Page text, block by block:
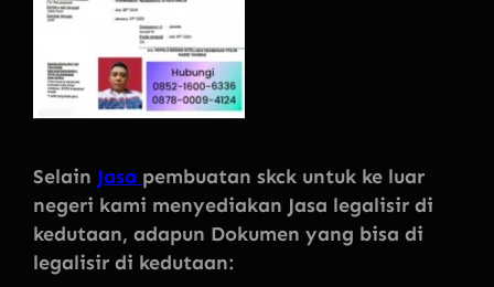
Selain Jasa pembuatan skck untuk ke luar
negeri kami menyediakan Jasa legalisir di
kedutaan, adapun Dokumen yang bisa di
legalisir di kedutaan: